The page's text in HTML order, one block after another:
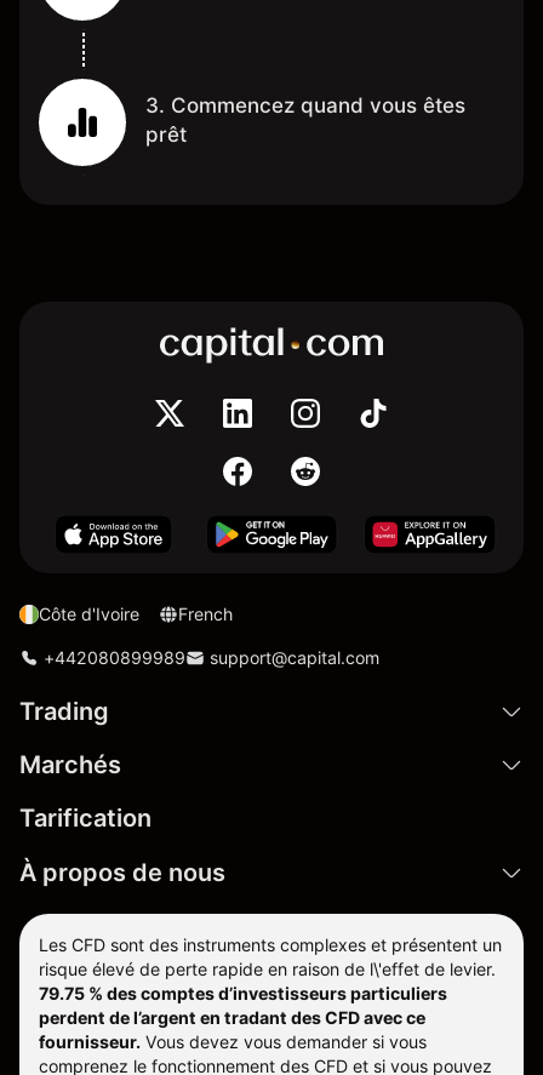
3. Commencez quand vous êtes
prêt
Côte d'Ivoire French
+442080899989 support@capital.com
Trading
Marchés
Tarification
À propos de nous
Les CFD sont des instruments complexes et présentent un
risque élevé de perte rapide en raison de l\'effet de levier.
79.75 % des comptes d’investisseurs particuliers
perdent de l’argent en tradant des CFD avec ce
fournisseur. Vous devez vous demander si vous
comprenez le fonctionnement des CFD et si vous pouvez